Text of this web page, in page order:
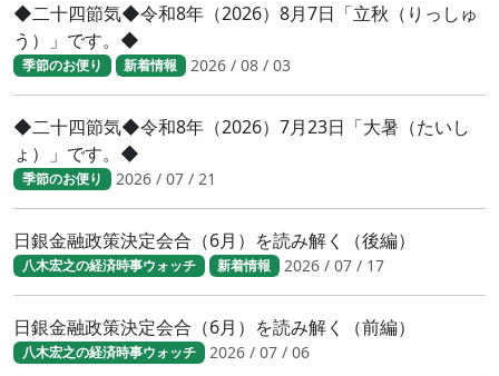
◆二十四節気◆令和8年（2026）8月7日「立秋（りっしゅ
う）」です。◆
季節のお便り 新着情報 2026 / 08 / 03
◆二十四節気◆令和8年（2026）7月23日「大暑（たいし
ょ）」です。◆
季節のお便り 2026 / 07 / 21
日銀金融政策決定会合（6月）を読み解く（後編）
八木宏之の経済時事ウォッチ 新着情報 2026 / 07 / 17
日銀金融政策決定会合（6月）を読み解く（前編）
八木宏之の経済時事ウォッチ 2026 / 07 / 06